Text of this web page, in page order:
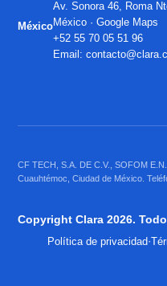
México
Av. Sonora 46, Roma
México ·Google Maps
+52 55 70 05 51 96
Email:
CF TECH, S.A. DE C.V., SOFOM
Cuauhtémoc, Ciudad de México.
Copyright Clara 2026.
Política de privacidad·